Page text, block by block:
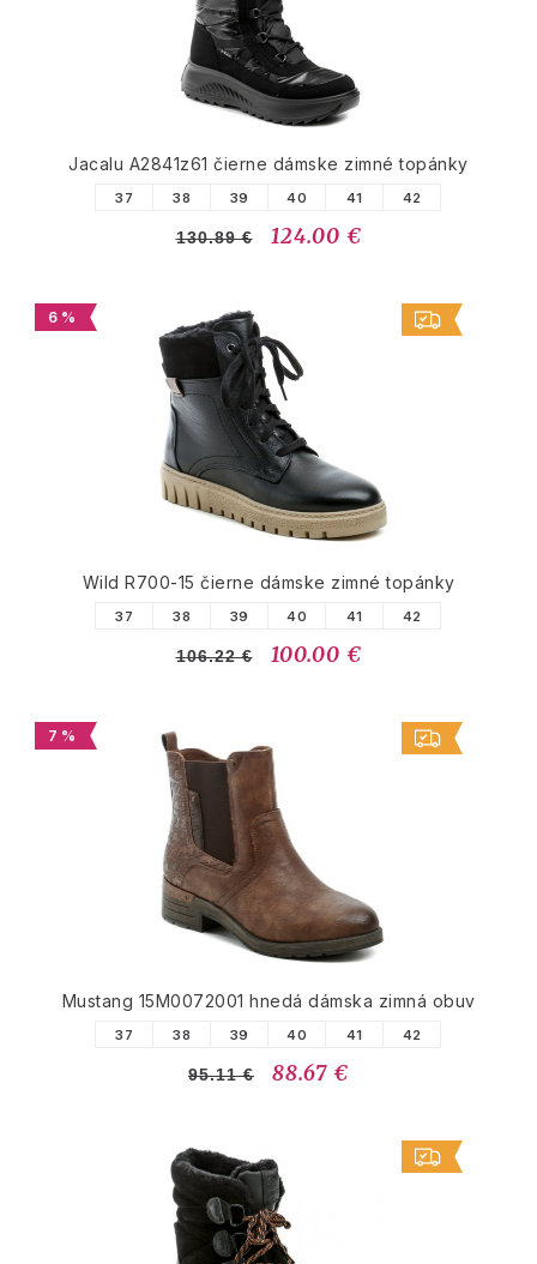
Jacalu A2841z61 čierne dámske zimné topánky
37 38 39 40 41 42
130.89 € 124.00 €
6 %
Wild R700-15 čierne dámske zimné topánky
37 38 39 40 41 42
106.22 € 100.00 €
7 %
Mustang 15M0072001 hnedá dámska zimná obuv
37 38 39 40 41 42
95.11 € 88.67 €